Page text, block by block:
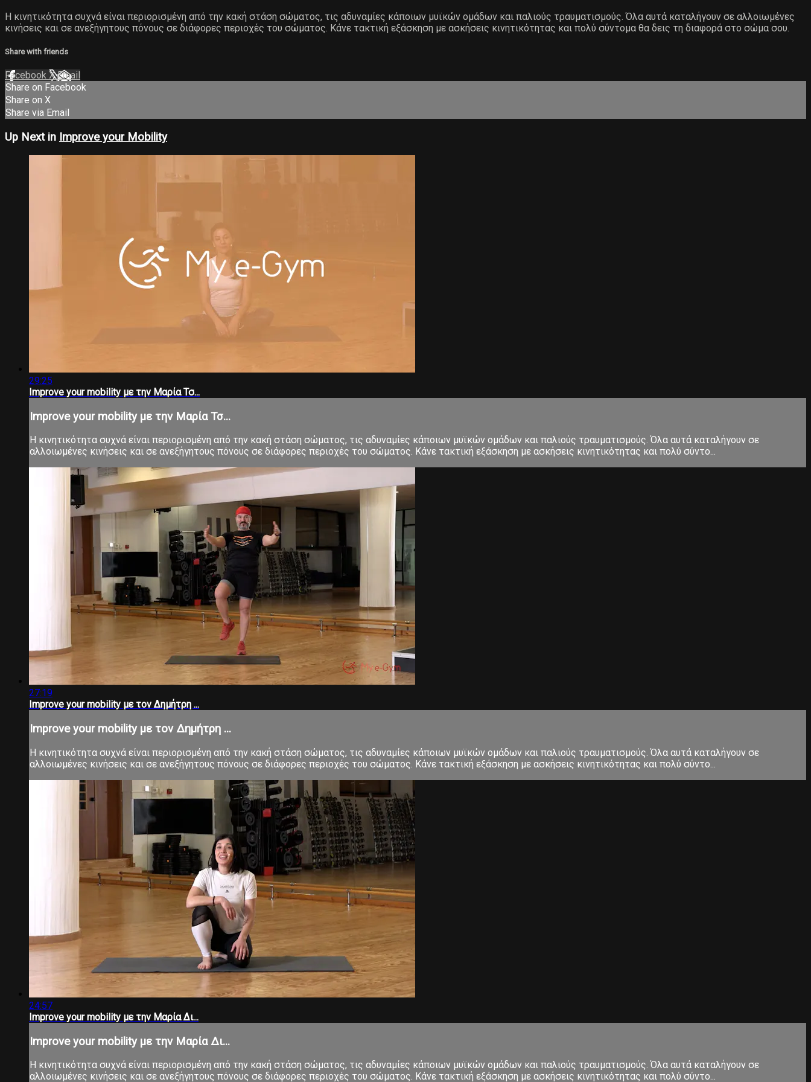
Η κινητικότητα συχνά είναι περιορισμένη από την κακή στάση σώματος, τις αδυναμίες κάποιων μυϊκών ομάδων και παλιούς τραυματισμούς. Όλα αυτά καταλήγουν σε αλλοιωμένες
κινήσεις και σε ανεξήγητους πόνους σε διάφορες περιοχές του σώματος. Κάνε τακτική εξάσκηση με ασκήσεις κινητικότητας και πολύ σύντομα θα δεις τη διαφορά στο σώμα σου.
Share with friends
Facebook XEmail
Share on Facebook
Share on X
Share via Email
Up Next in Improve your Mobility
29:25
Improve your mobility με την Μαρία Τσ...
Improve your mobility με την Μαρία Τσ...
Η κινητικότητα συχνά είναι περιορισμένη από την κακή στάση σώματος, τις αδυναμίες κάποιων μυϊκών ομάδων και παλιούς τραυματισμούς. Όλα αυτά καταλήγουν σε
αλλοιωμένες κινήσεις και σε ανεξήγητους πόνους σε διάφορες περιοχές του σώματος. Κάνε τακτική εξάσκηση με ασκήσεις κινητικότητας και πολύ σύντο...
27:19
Improve your mobility με τον Δημήτρη ...
Improve your mobility με τον Δημήτρη ...
Η κινητικότητα συχνά είναι περιορισμένη από την κακή στάση σώματος, τις αδυναμίες κάποιων μυϊκών ομάδων και παλιούς τραυματισμούς. Όλα αυτά καταλήγουν σε
αλλοιωμένες κινήσεις και σε ανεξήγητους πόνους σε διάφορες περιοχές του σώματος. Κάνε τακτική εξάσκηση με ασκήσεις κινητικότητας και πολύ σύντο...
24:57
Improve your mobility με την Μαρία Δι...
Improve your mobility με την Μαρία Δι...
Η κινητικότητα συχνά είναι περιορισμένη από την κακή στάση σώματος, τις αδυναμίες κάποιων μυϊκών ομάδων και παλιούς τραυματισμούς. Όλα αυτά καταλήγουν σε
αλλοιωμένες κινήσεις και σε ανεξήγητους πόνους σε διάφορες περιοχές του σώματος. Κάνε τακτική εξάσκηση με ασκήσεις κινητικότητας και πολύ σύντο...